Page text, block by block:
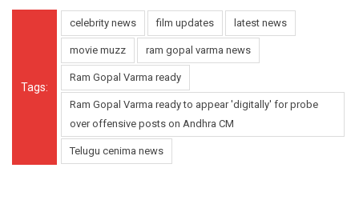
Tags:
celebrity news film updates latest news
movie muzz ram gopal varma news
Ram Gopal Varma ready
Ram Gopal Varma ready to appear 'digitally' for probe
over offensive posts on Andhra CM
Telugu cenima news